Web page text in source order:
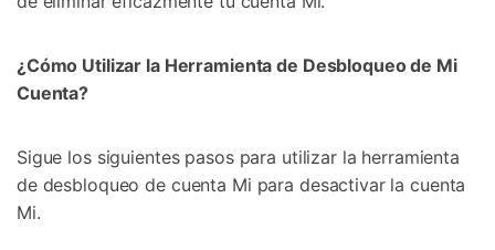
¿Cómo Utilizar la Herramienta de Desbloqueo de Mi
Cuenta?
Sigue los siguientes pasos para utilizar la herramienta
de desbloqueo de cuenta Mi para desactivar la cuenta
Mi.